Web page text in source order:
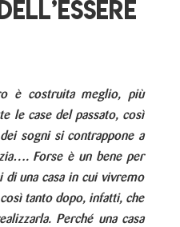
è costruita meglio, più
le case del passato, così
sogni si contrappone a
Forse è un bene per
di una casa in cui vivremo
tanto dopo, infatti, che
Perché una casa